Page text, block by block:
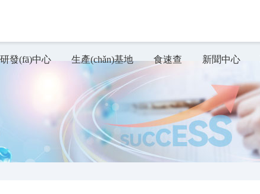
研發(fā)中心 生產(chǎn)基地 食速查 新聞中心